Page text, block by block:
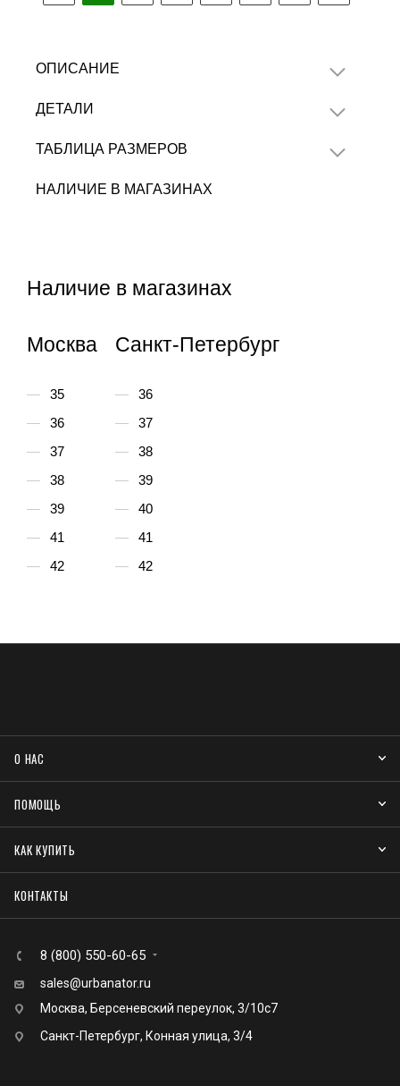
ОПИСАНИЕ
ДЕТАЛИ
ТАБЛИЦА РАЗМЕРОВ
НАЛИЧИЕ В МАГАЗИНАХ
Наличие в магазинах
Москва
35
36
37
38
39
41
42
Санкт-Петербург
36
37
38
39
40
41
42
О НАС
ПОМОЩЬ
КАК КУПИТЬ
КОНТАКТЫ
8 (800) 550-60-65
sales@urbanator.ru
Москва, Берсеневский переулок, 3/10с7
Санкт-Петербург, Конная улица, 3/4